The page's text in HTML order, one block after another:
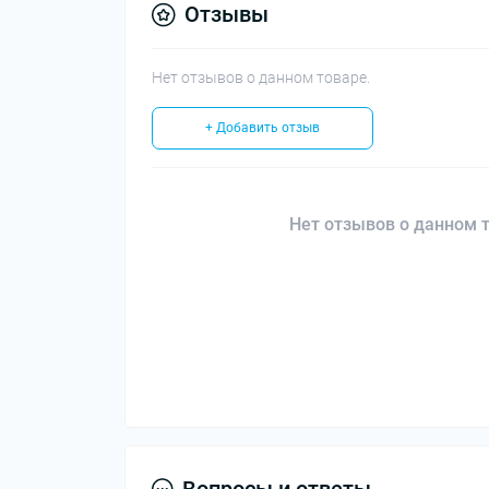
Отзывы
Нет отзывов о данном товаре.
+ Добавить отзыв
Нет отзывов о данном